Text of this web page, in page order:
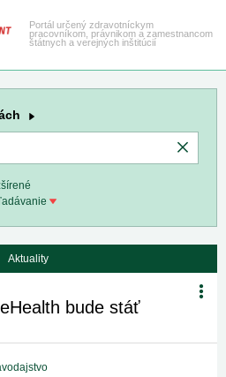
Portál určený zdravotníckym
pracovníkom, právnikom a zamestnancom
štátnych a verejných inštitúcií
Aktuality
bude stáť